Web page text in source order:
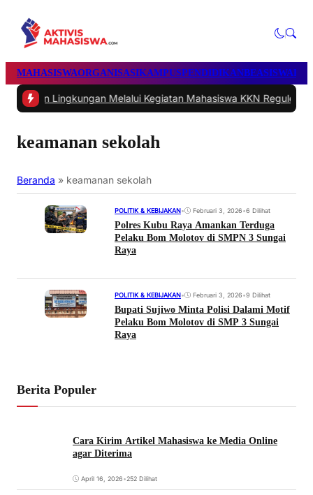
MAHASISWAORGANISASIKAMPUSPENDIDIKANBEASISWA
Melalui Kegiatan Mahasiswa KKN Reguler UNP 2026
keamanan sekolah
Beranda » keamanan sekolah
POLITIK & KEBIJAKAN• Februari 3, 2026•6 Dilihat
Polres Kubu Raya Amankan Terduga
Pelaku Bom Molotov di SMPN 3 Sungai
Raya
POLITIK & KEBIJAKAN• Februari 3, 2026•9 Dilihat
Bupati Sujiwo Minta Polisi Dalami Motif
Pelaku Bom Molotov di SMP 3 Sungai
Raya
Berita Populer
Cara Kirim Artikel Mahasiswa ke Media Online
agar Diterima
April 16, 2026•252 Dilihat